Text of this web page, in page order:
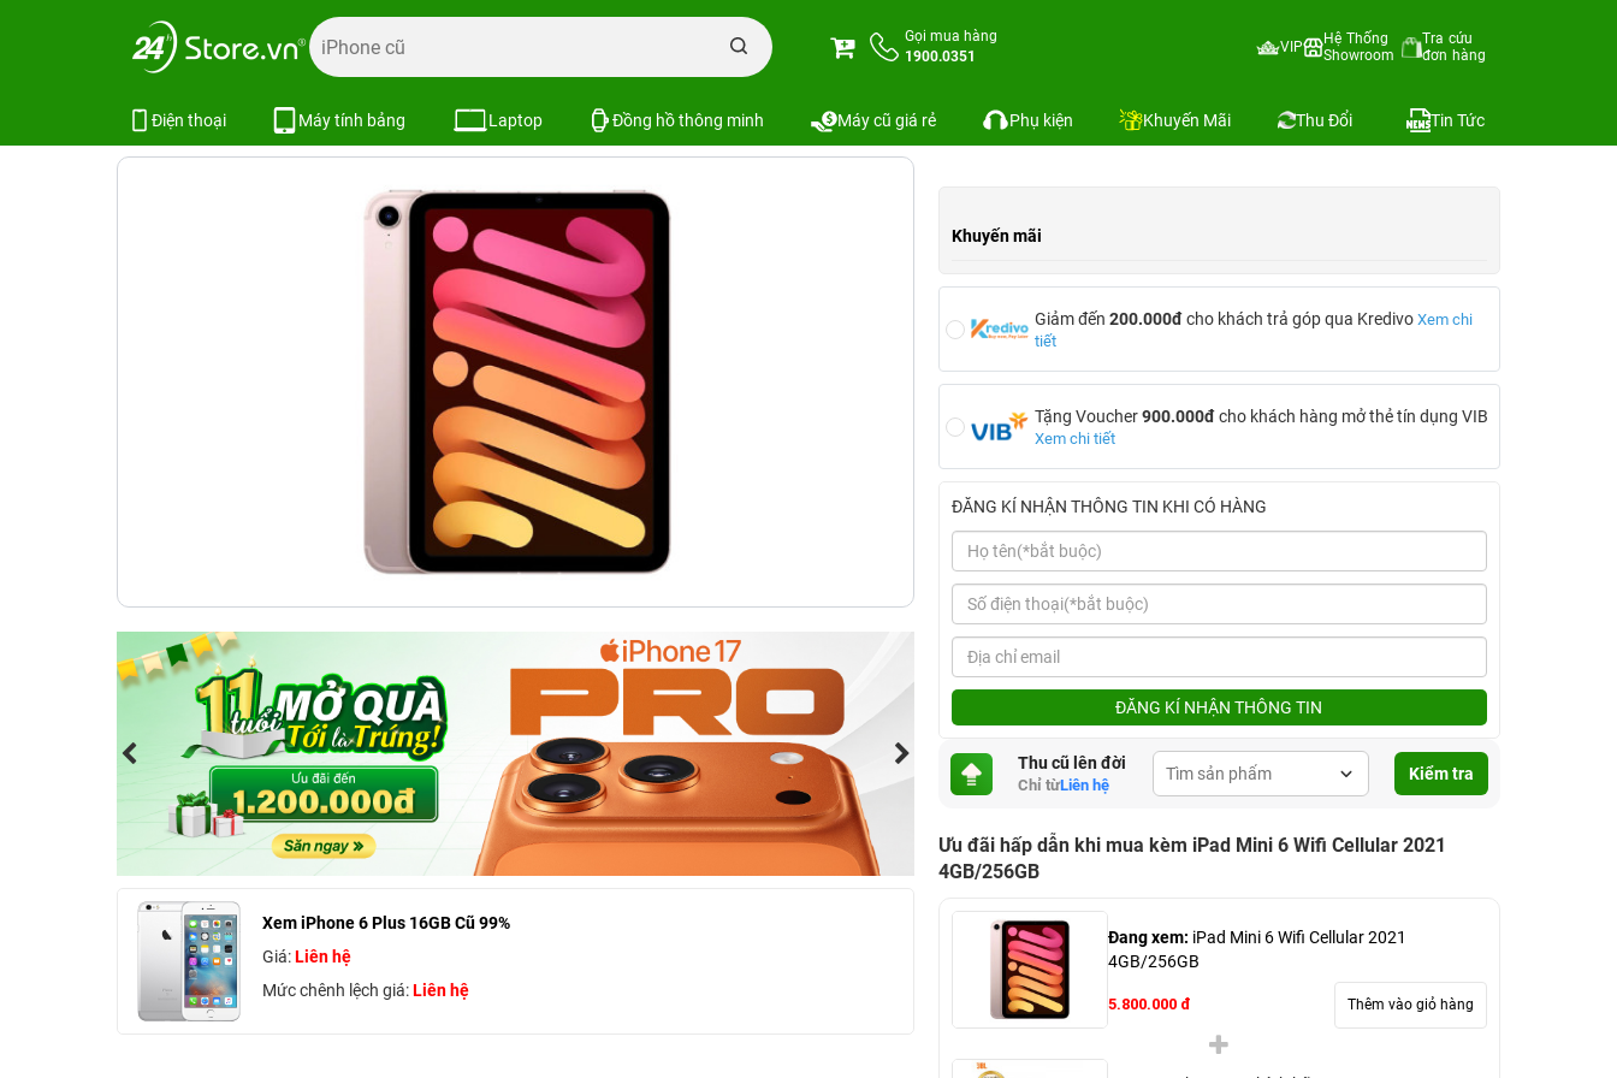
Gọi mua hàng
1900.0351
VIP
Hệ Thống
Showroom
Tra cứu
đơn hàng
Điện thoại Máy tính bảng Laptop Đồng hồ thông minh Máy cũ giá rẻ Phụ kiện Khuyến Mãi Thu Đổi Tin Tức
Trang chủ iPad (Apple) iPad Mini 6 Wifi Cellular 2021 4GB/256GB
Xem iPhone 6 Plus 16GB Cũ 99%
Giá:Liên hệ
Mức chênh lệch giá:Liên hệ
Khuyến mãi
Giảm đến 200.000đcho khách trả góp qua Kredivo Xem chi
tiết
Tặng Voucher900.000đcho khách hàng mở thẻ tín dụng VIB
Xem chi tiết
ĐĂNG KÍ NHẬN THÔNG TIN KHI CÓ HÀNG
ĐĂNG KÍ NHẬN THÔNG TIN
Thu cũ lên đời
Chỉ từLiên hệ
Kiểm tra
Ưu đãi hấp dẫn khi mua kèm iPad Mini 6 Wifi Cellular 2021
4GB/256GB
Đang xem: iPad Mini 6 Wifi Cellular 2021
4GB/256GB
5.800.000 đ Thêm vào giỏ hàng